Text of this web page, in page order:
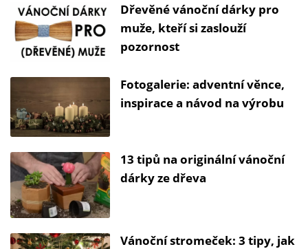
Dřevěné vánoční dárky pro
muže, kteří si zaslouží
pozornost
Fotogalerie: adventní věnce,
inspirace a návod na výrobu
13 tipů na originální vánoční
dárky ze dřeva
Vánoční stromeček: 3 tipy, jak